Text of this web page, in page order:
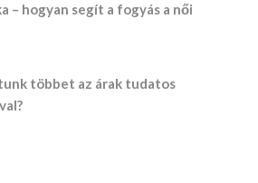
– hogyan segít a fogyás a női
többet az árak tudatos